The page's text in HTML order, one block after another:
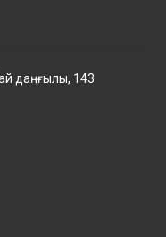
даңғылы, 143